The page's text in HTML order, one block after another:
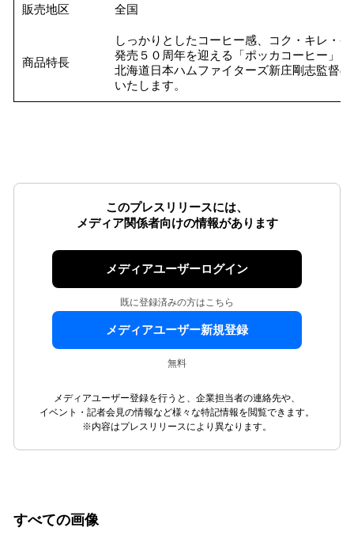
販売地区 全国
商品特長
しっかりとしたコーヒー感、コク・キレ・
発売５０周年を迎える「ポッカコーヒー」
北海道日本ハムファイターズ新庄剛志監督
いたします。
このプレスリリースには、
メディア関係者向けの情報があります
メディアユーザーログイン
既に登録済みの方はこちら
メディアユーザー新規登録
無料
メディアユーザー登録を行うと、企業担当者の連絡先や、
イベント・記者会見の情報など様々な特記情報を閲覧できます。
※内容はプレスリリースにより異なります。
すべての画像